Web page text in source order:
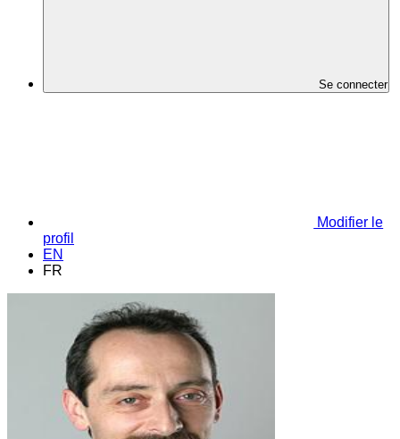
Se connecter
Modifier le
profil
EN
FR